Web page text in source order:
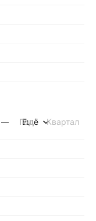
— Год Квартал
Ещё